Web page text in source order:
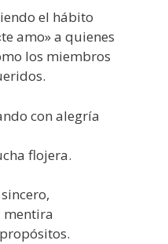
el hábito
amo» a quienes
los miembros
con alegría
flojera.
mentira